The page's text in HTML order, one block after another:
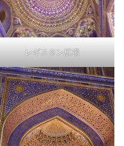
レギスタン広場